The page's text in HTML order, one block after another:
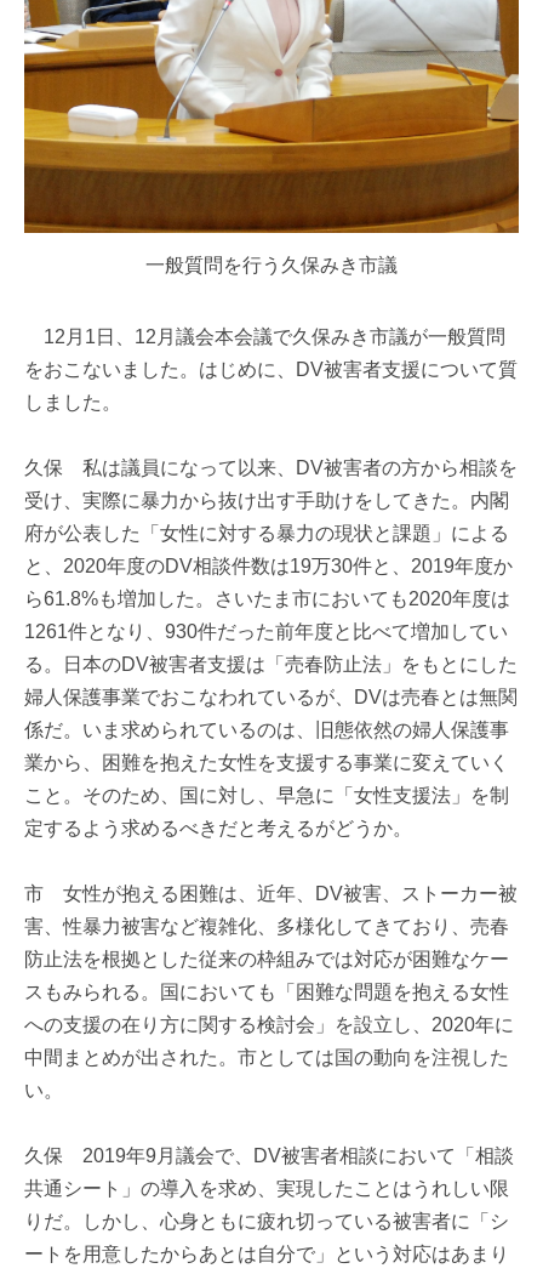
一般質問を行う久保みき市議
12月1日、12月議会本会議で久保みき市議が一般質問
をおこないました。はじめに、DV被害者支援について質
しました。
久保 私は議員になって以来、DV被害者の方から相談を
受け、実際に暴力から抜け出す手助けをしてきた。内閣
府が公表した「女性に対する暴力の現状と課題」による
と、2020年度のDV相談件数は19万30件と、2019年度か
ら61.8%も増加した。さいたま市においても2020年度は
1261件となり、930件だった前年度と比べて増加してい
る。日本のDV被害者支援は「売春防止法」をもとにした
婦人保護事業でおこなわれているが、DVは売春とは無関
係だ。いま求められているのは、旧態依然の婦人保護事
業から、困難を抱えた女性を支援する事業に変えていく
こと。そのため、国に対し、早急に「女性支援法」を制
定するよう求めるべきだと考えるがどうか。
市 女性が抱える困難は、近年、DV被害、ストーカー被
害、性暴力被害など複雑化、多様化してきており、売春
防止法を根拠とした従来の枠組みでは対応が困難なケー
スもみられる。国においても「困難な問題を抱える女性
への支援の在り方に関する検討会」を設立し、2020年に
中間まとめが出された。市としては国の動向を注視した
い。
久保 2019年9月議会で、DV被害者相談において「相談
共通シート」の導入を求め、実現したことはうれしい限
りだ。しかし、心身ともに疲れ切っている被害者に「シ
ートを用意したからあとは自分で」という対応はあまり